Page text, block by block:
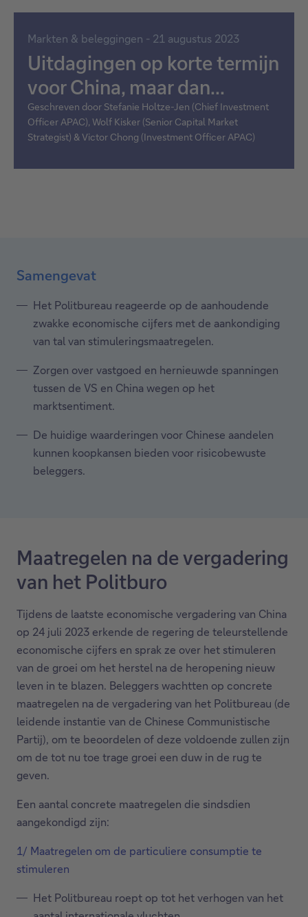
Markten & beleggingen - 21 augustus 2023
Uitdagingen op korte termijn
voor China, maar dan...
Geschreven door Stefanie Holtze-Jen (Chief Investment
Officer APAC), Wolf Kisker (Senior Capital Market
Strategist) & Victor Chong (Investment Officer APAC)
Samengevat
Het Politbureau reageerde op de aanhoudende
zwakke economische cijfers met de aankondiging
van tal van stimuleringsmaatregelen.
Zorgen over vastgoed en hernieuwde spanningen
tussen de VS en China wegen op het
marktsentiment.
De huidige waarderingen voor Chinese aandelen
kunnen koopkansen bieden voor risicobewuste
beleggers.
Maatregelen na de vergadering
van het Politburo
Tijdens de laatste economische vergadering van China
op 24 juli 2023 erkende de regering de teleurstellende
economische cijfers en sprak ze over het stimuleren
van de groei om het herstel na de heropening nieuw
leven in te blazen. Beleggers wachtten op concrete
maatregelen na de vergadering van het Politbureau (de
leidende instantie van de Chinese Communistische
Partij), om te beoordelen of deze voldoende zullen zijn
om de tot nu toe trage groei een duw in de rug te
geven.
Een aantal concrete maatregelen die sindsdien
aangekondigd zijn:
1/ Maatregelen om de particuliere consumptie te
stimuleren
Het Politbureau roept op tot het verhogen van het